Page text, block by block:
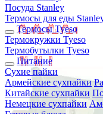
Посуда Stanley
Термосы для еды
Термосы Tyeso
Термокружки Tyeso
Термобутылки Tyeso
Питание
Сухие пайки
Армейские сухпайки
Китайские сухпайки
Немецкие сухпайки